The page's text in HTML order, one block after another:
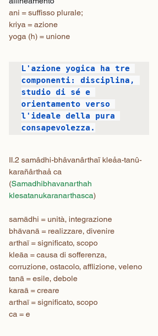
ani = suffisso plurale;
kriya = azione
yoga (h) = unione
L'azione yogica ha tre
componenti: disciplina,
studio di sé e
orientamento verso
l'ideale della pura
consapevolezza.
II.2 samâdhi-bhâvanârthaï kleåa-tanû-
karañârthaå ca
(Samadhibhavanarthah
klesatanukaranarthasca)
samādhi = unità, integrazione
bhāvanā = realizzare, divenire
arthaī = significato, scopo
kleāa = causa di sofferenza,
corruzione, ostacolo, afflizione, veleno
tanā = esile, debole
karaā = creare
arthaī = significato, scopo
ca = e